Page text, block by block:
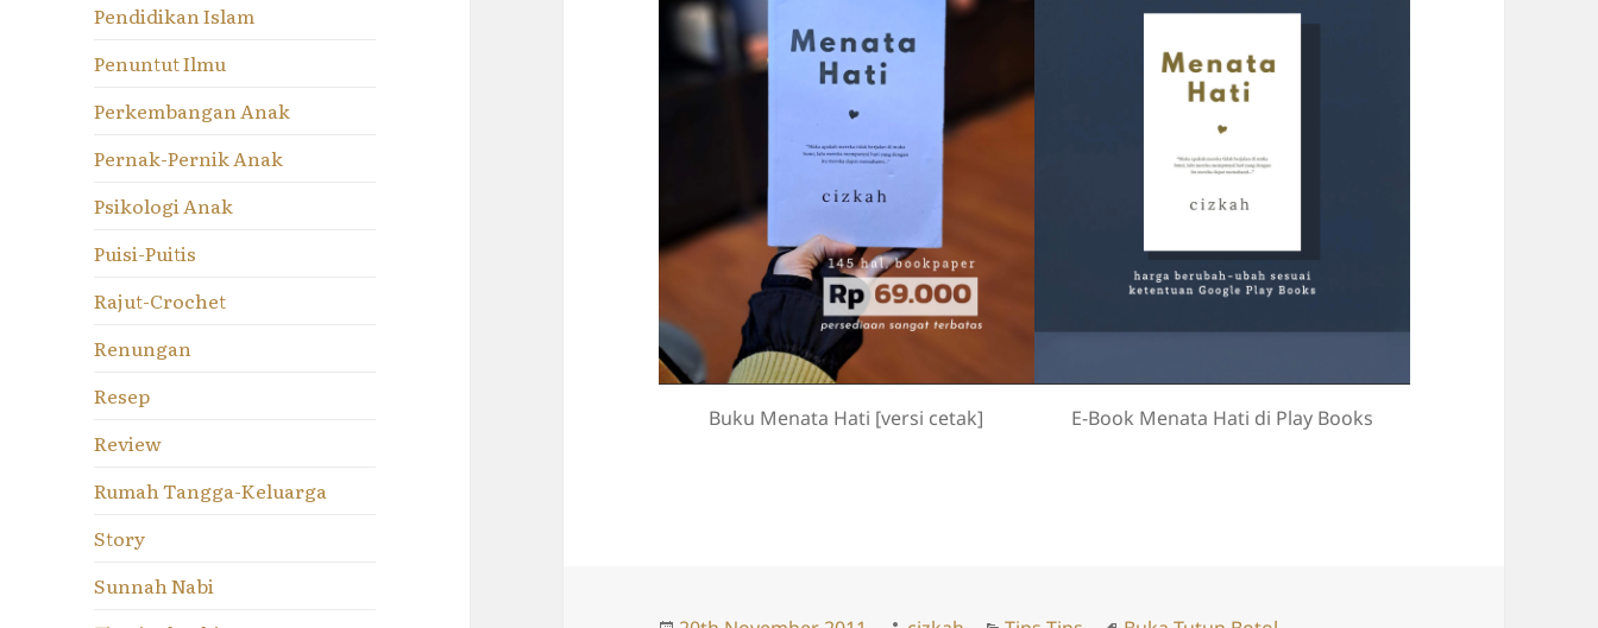
Pendidikan Islam
Penuntut Ilmu
Perkembangan Anak
Pernak-Pernik Anak
Psikologi Anak
Puisi-Puitis
Rajut-Crochet
Renungan
Resep
Review
Rumah Tangga-Keluarga
Story
Sunnah Nabi
Buku Menata Hati [versi cetak] E-Book Menata Hati di Play Books